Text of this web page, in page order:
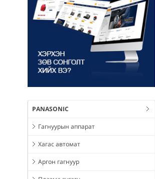
PANASONIC
Гагнуурын аппарат
Хагас автомат
Аргон гагнуур